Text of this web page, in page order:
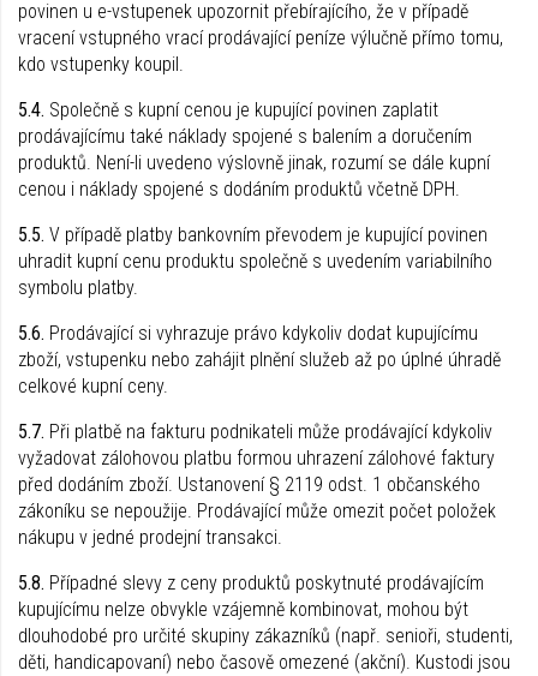
povinen u e-vstupenek upozornit přebírajícího, že v případě
vracení vstupného vrací prodávající peníze výlučně přímo tomu,
kdo vstupenky koupil.
5.4. Společně s kupní cenou je kupující povinen zaplatit
prodávajícímu také náklady spojené s balením a doručením
produktů. Není-li uvedeno výslovně jinak, rozumí se dále kupní
cenou i náklady spojené s dodáním produktů včetně DPH.
5.5. V případě platby bankovním převodem je kupující povinen
uhradit kupní cenu produktu společně s uvedením variabilního
symbolu platby.
5.6. Prodávající si vyhrazuje právo kdykoliv dodat kupujícímu
zboží, vstupenku nebo zahájit plnění služeb až po úplné úhradě
celkové kupní ceny.
5.7. Při platbě na fakturu podnikateli může prodávající kdykoliv
vyžadovat zálohovou platbu formou uhrazení zálohové faktury
před dodáním zboží. Ustanovení § 2119 odst. 1 občanského
zákoníku se nepoužije. Prodávající může omezit počet položek
nákupu v jedné prodejní transakci.
5.8. Případné slevy z ceny produktů poskytnuté prodávajícím
kupujícímu nelze obvykle vzájemně kombinovat, mohou být
dlouhodobé pro určité skupiny zákazníků (např. senioři, studenti,
děti, handicapovaní) nebo časově omezené (akční). Kustodi jsou